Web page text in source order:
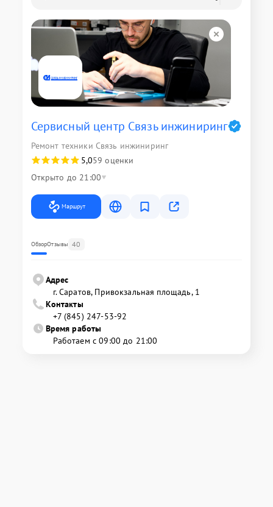
Сервисный центр Связь инжиниринг
Ремонт техники Связь инжиниринг
5,059 оценки
Открыто до 21:00
Маршрут
ОбзорОтзывы 40
Адрес
г. Саратов, Привокзальная площадь, 1
Контакты
+7 (845) 247-53-92
Время работы
Работаем с 09:00 до 21:00